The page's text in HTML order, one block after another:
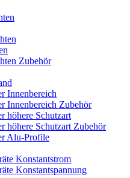
Zubehör
Innenbereich
Innenbereich Zubehör
höhere Schutzart
höhere Schutzart Zubehör
Alu-Profile
Konstantstrom
Konstantspannung